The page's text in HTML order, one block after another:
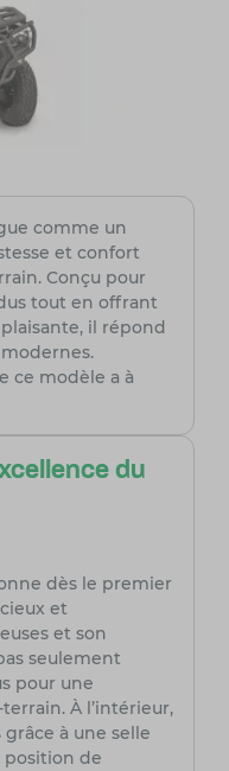
comme un
et confort
Conçu pour
tout en offrant
il répond
ce modèle a à
du
dès le premier
et
et son
seulement
pour une
À l’intérieur,
à une selle
position de